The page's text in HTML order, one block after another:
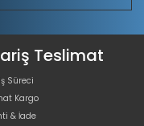
Teslimat
Süreci
Kargo
& İade